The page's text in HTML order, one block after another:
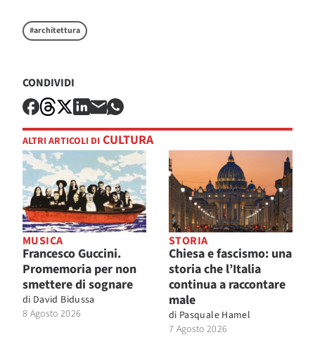
#architettura
CONDIVIDI
ALTRI ARTICOLI DI CULTURA
MUSICA
Francesco Guccini.
Promemoria per non
smettere di sognare
di David Bidussa
8 Agosto 2026
STORIA
Chiesa e fascismo: una
storia che l’Italia
continua a raccontare
male
di Pasquale Hamel
7 Agosto 2026